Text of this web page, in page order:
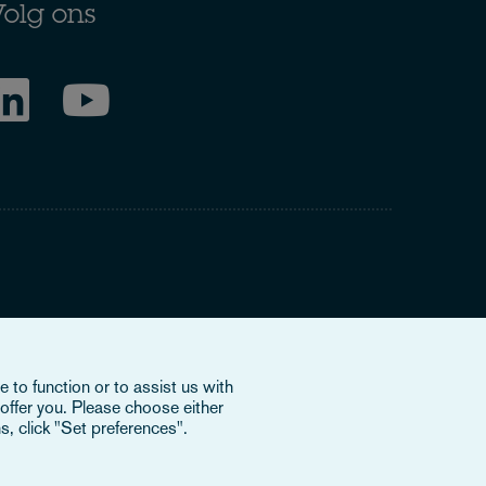
ons
provide services to clients. The OCV member
bind each other or OCV with regard to third parties. To
to function or to assist us with
you. Please choose either
click "Set preferences".